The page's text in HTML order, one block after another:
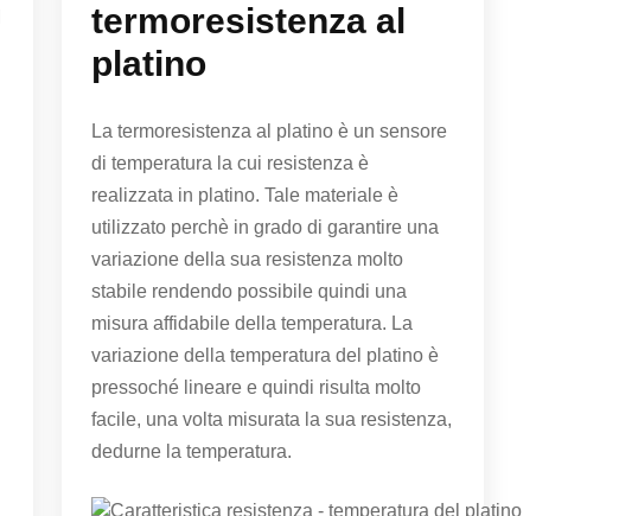
termoresistenza al
platino
La termoresistenza al platino è un sensore
di temperatura la cui resistenza è
realizzata in platino. Tale materiale è
utilizzato perchè in grado di garantire una
variazione della sua resistenza molto
stabile rendendo possibile quindi una
misura affidabile della temperatura. La
variazione della temperatura del platino è
pressoché lineare e quindi risulta molto
facile, una volta misurata la sua resistenza,
dedurne la temperatura.